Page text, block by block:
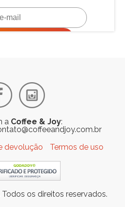
a Coffee & Joy:
devolução Termos de uso
os direitos reservados.